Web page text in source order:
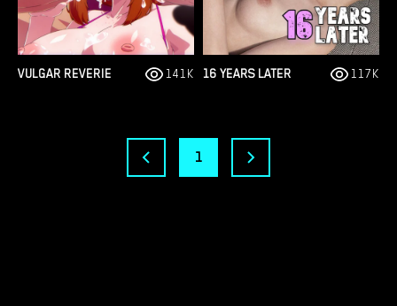
VULGAR REVERIE 141K 16 YEARS LATER 117K
1